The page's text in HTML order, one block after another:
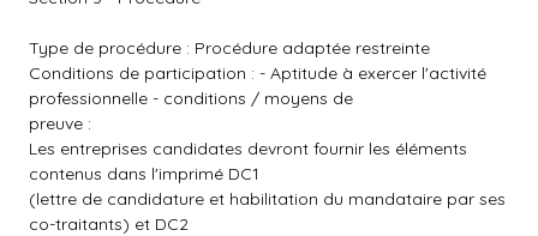
Type de procédure : Procédure adaptée restreinte
Conditions de participation : - Aptitude à exercer l'activité
professionnelle - conditions / moyens de
preuve :
Les entreprises candidates devront fournir les éléments
contenus dans l'imprimé DC1
(lettre de candidature et habilitation du mandataire par ses
co-traitants) et DC2